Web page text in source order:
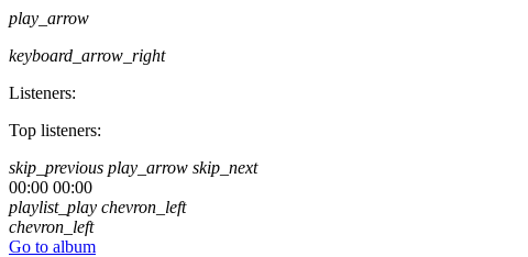
play_arrow
keyboard_arrow_right
Listeners:
Top listeners:
skip_previous play_arrow skip_next
00:00 00:00
playlist_play chevron_left
chevron_left
Go to album